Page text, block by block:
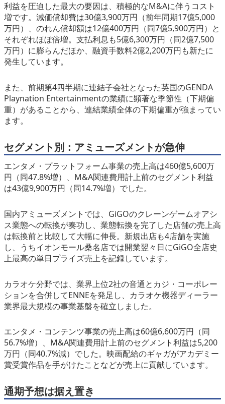
利益を圧迫した最大の要因は、積極的なM&Aに伴うコスト
増です。減価償却費は30億3,900万円（前年同期17億5,000
万円）、のれん償却額は12億400万円（同7億5,900万円）と
それぞれほぼ倍増。支払利息も5億6,300万円（同2億7,500
万円）に膨らんだほか、融資手数料2億2,200万円も新たに
発生しています。
また、前期第4四半期に連結子会社となった英国のGENDA
Playnation Entertainmentの業績に顕著な季節性（下期偏
重）があることから、連結業績全体の下期偏重が強まってい
ます。
セグメント別：アミューズメントが急伸
エンタメ・プラットフォーム事業の売上高は460億5,600万
円（同47.8%増）、M&A関連費用計上前のセグメント利益
は43億9,900万円（同14.7%増）でした。
国内アミューズメントでは、GiGOのクレーンゲームオアシ
ス業態への転換が奏功し、業態転換を完了した店舗の売上高
は転換前と比較して大幅に伸長。新規出店も4店舗を実施
し、うちイオンモール桑名店では開業翌々日にGiGO全店史
上最高の単日プライズ売上を記録しています。
カラオケ分野では、業界上位2社の音通とカジ・コーポレー
ションを合併してENNEを発足し、カラオケ機器ディーラー
業界最大規模の事業基盤を確立しました。
エンタメ・コンテンツ事業の売上高は60億6,600万円（同
56.7%増）、M&A関連費用計上前のセグメント利益は5,200
万円（同40.7%減）でした。映画配給のギャガがアカデミー
賞受賞作品を手がけたことなどが売上に貢献しています。
通期予想は据え置き